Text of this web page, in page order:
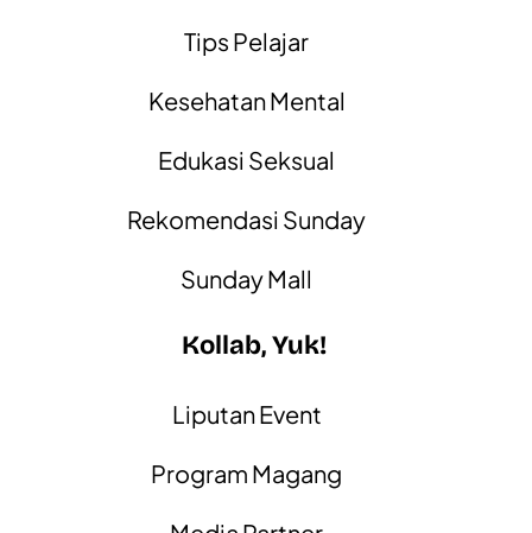
Tips Pelajar
Kesehatan Mental
Edukasi Seksual
Rekomendasi Sunday
Sunday Mall
Kollab, Yuk!
Liputan Event
Program Magang